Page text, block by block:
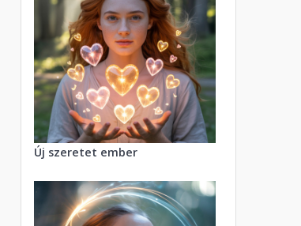
Új szeretet ember